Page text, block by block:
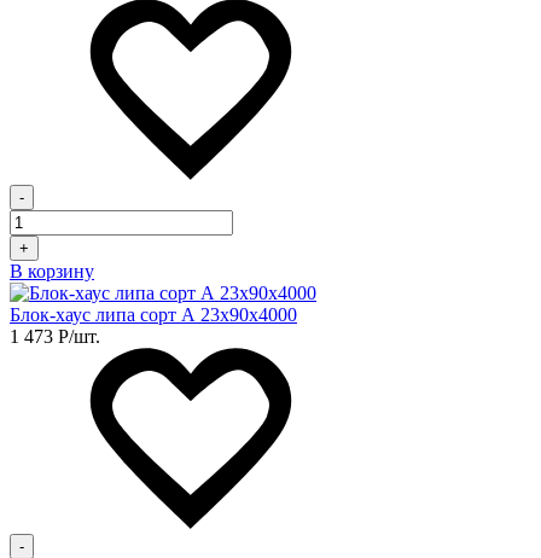
-
+
В корзину
Блок-хаус липа сорт А 23х90х4000
1 473 Р/шт.
-